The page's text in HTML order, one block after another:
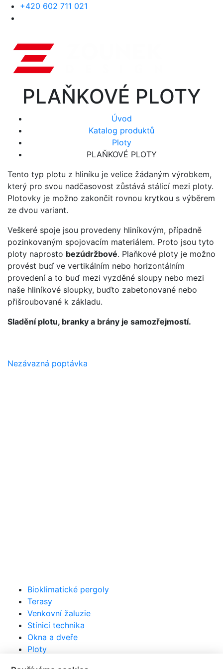
+420 602 711 021
PLAŇKOVÉ PLOTY
Úvod
Katalog produktů
Ploty
PLAŇKOVÉ PLOTY
Tento typ plotu z hliníku je velice žádaným výrobkem,
který pro svou nadčasovost zůstává stálicí mezi ploty.
Plotovky je možno zakončit rovnou krytkou s výběrem
ze dvou variant.
Veškeré spoje jsou provedeny hliníkovým, případně
pozinkovaným spojovacím materiálem. Proto jsou tyto
ploty naprosto bezúdržbové. Plaňkové ploty je možno
provést buď ve vertikálním nebo horizontálním
provedení a to buď mezi vyzděné sloupy nebo mezi
naše hliníkové sloupky, buďto zabetonované nebo
přišroubované k základu.
Sladění plotu, branky a brány je samozřejmostí.
Nezávazná poptávka
názory klientů
Se službou jsem nadmíru spokojená.
Velmi profesionální ale zároveň
lidský přístup, nemluvě o kvalitně
neviděli naposledy!
Bioklimatické pergoly
Terasy
Venkovní žaluzie
Stínicí technika
Okna a dveře
Ploty